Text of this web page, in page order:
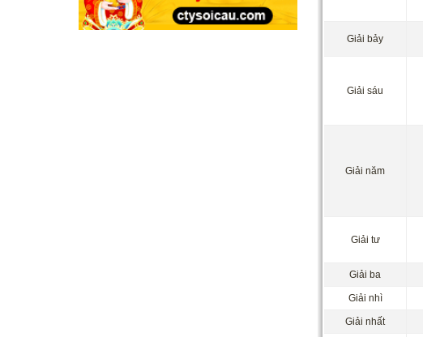
Giải bảy
Giải sáu
Giải năm
Giải tư
Giải ba
Giải nhì
Giải nhất